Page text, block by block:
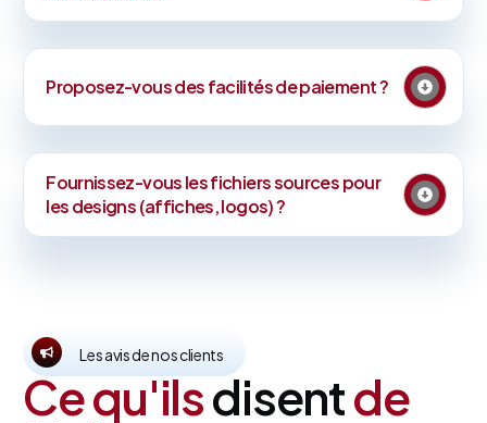
Proposez-vous des facilités de paiement ?
Fournissez-vous les fichiers sources pour
les designs (affiches, logos) ?
Les avis de nos clients
Ce qu'ilsdisentde